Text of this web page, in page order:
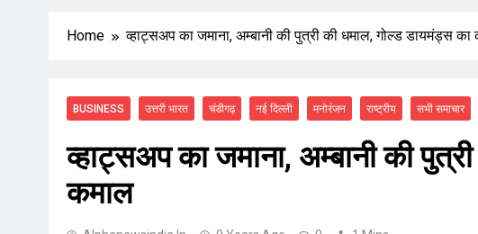
Home व्हाट्सअप का जमाना, अम्बानी की पुत्री की धमाल, गोल्ड डायमंड्स का
BUSINESS उत्तरी भारत चंडीगढ़ नई दिल्ली मनोरंजन राष्ट्रीय सभी समाचार
व्हाट्सअप का जमाना, अम्बानी की
कमाल